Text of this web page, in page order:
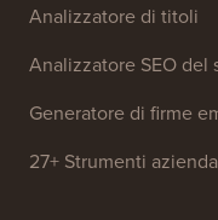
Analizzatore di titoli
Analizzatore SEO del
Generatore di firme
27+ Strumenti